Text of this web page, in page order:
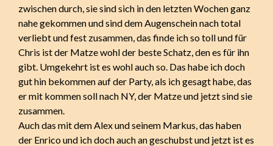
zwischen durch, sie sind sich in den letzten Wochen ganz
nahe gekommen und sind dem Augenschein nach total
verliebt und fest zusammen, das finde ich so toll und für
Chris ist der Matze wohl der beste Schatz, den es für ihn
gibt. Umgekehrt ist es wohl auch so. Das habe ich doch
gut hin bekommen auf der Party, als ich gesagt habe, das
er mit kommen soll nach NY, der Matze und jetzt sind sie
zusammen.
Auch das mit dem Alex und seinem Markus, das haben
der Enrico und ich doch auch an geschubst und jetzt ist es